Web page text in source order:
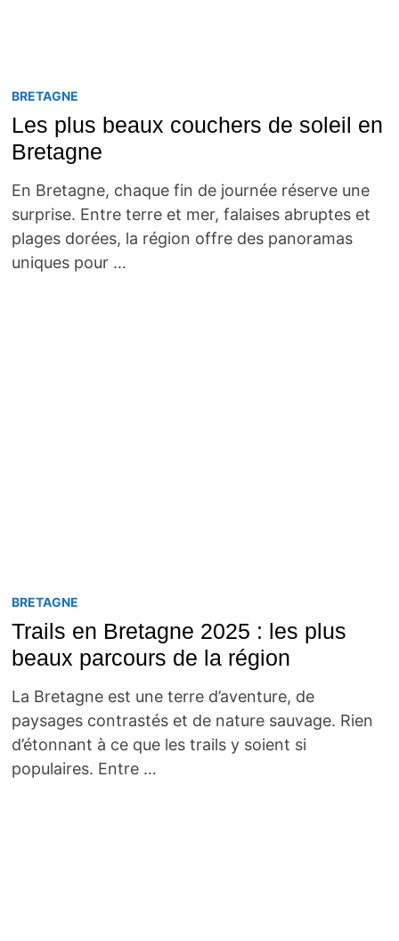
BRETAGNE
Les plus beaux couchers de soleil en
Bretagne
En Bretagne, chaque fin de journée réserve une
surprise. Entre terre et mer, falaises abruptes et
plages dorées, la région offre des panoramas
uniques pour …
BRETAGNE
Trails en Bretagne 2025 : les plus
beaux parcours de la région
La Bretagne est une terre d’aventure, de
paysages contrastés et de nature sauvage. Rien
d’étonnant à ce que les trails y soient si
populaires. Entre …